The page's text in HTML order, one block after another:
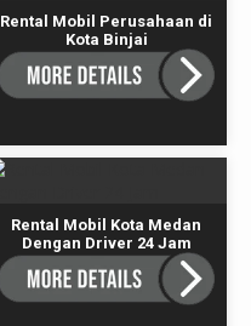
Rental Mobil Perusahaan di
Kota Binjai
Rental Mobil Kota Medan
Dengan Driver 24 Jam